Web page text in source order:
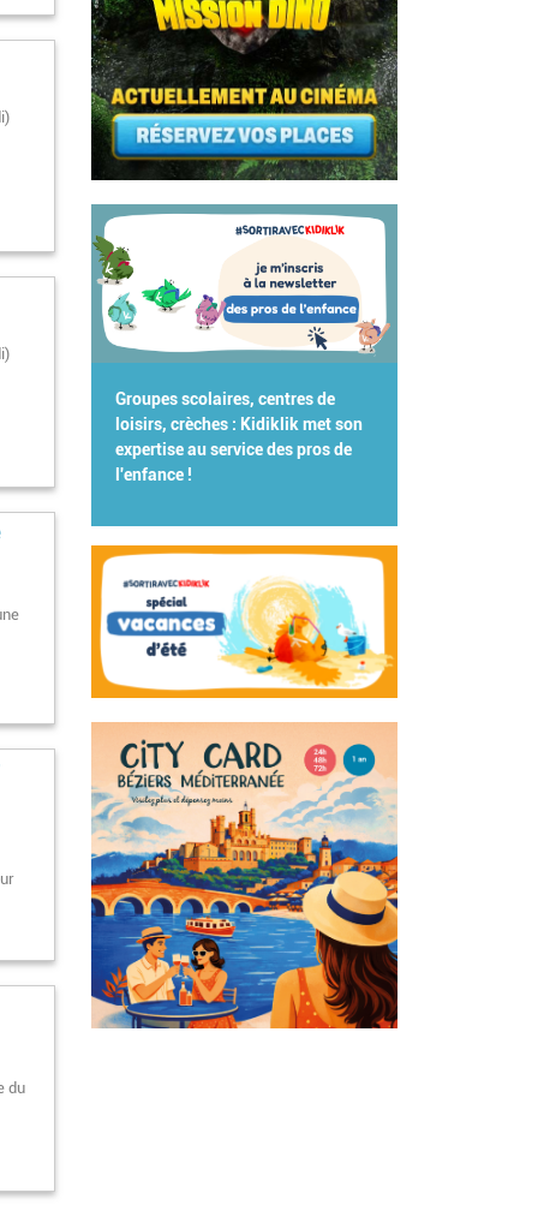
du
Groupes scolaires, centres de
loisirs, crèches : Kidiklik met son
expertise au service des pros de
l'enfance !